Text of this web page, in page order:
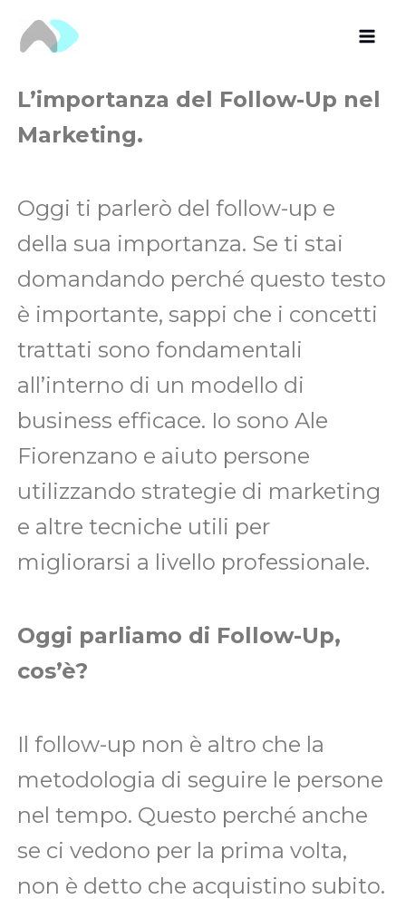
L’importanza del Follow-Up nel
Marketing.
Oggi ti parlerò del follow-up e
della sua importanza. Se ti stai
domandando perché questo testo
è importante, sappi che i concetti
trattati sono fondamentali
all’interno di un modello di
business efficace. Io sono Ale
Fiorenzano e aiuto persone
utilizzando strategie di marketing
e altre tecniche utili per
migliorarsi a livello professionale.
Oggi parliamo di Follow-Up,
cos’è?
Il follow-up non è altro che la
metodologia di seguire le persone
nel tempo. Questo perché anche
se ci vedono per la prima volta,
non è detto che acquistino subito.